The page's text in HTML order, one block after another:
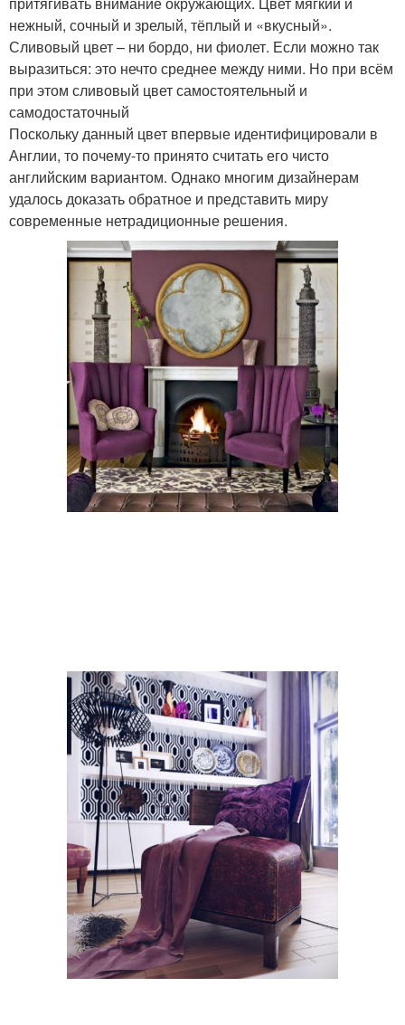
нежный, сочный и зрелый, тёплый и «вкусный».
Сливовый цвет – ни бордо, ни фиолет. Если можно так
выразиться: это нечто среднее между ними. Но при всём
при этом сливовый цвет самостоятельный и
самодостаточный
Поскольку данный цвет впервые идентифицировали в
Англии, то почему-то принято считать его чисто
английским вариантом. Однако многим дизайнерам
удалось доказать обратное и представить миру
современные нетрадиционные решения.